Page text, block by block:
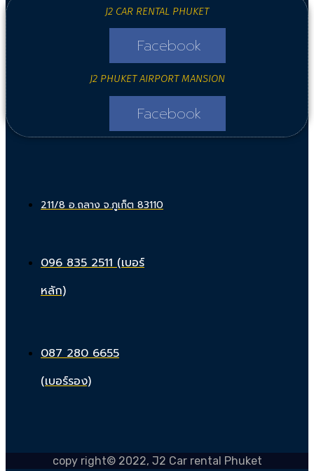
J2 CAR RENTAL PHUKET
Facebook
J2 PHUKET AIRPORT MANSION
Facebook
211/8 อ.ถลาง จ.ภูเก็ต 83110
096 835 2511 (เบอร์
หลัก)
087 280 6655
(เบอร์รอง)
copy right© 2022, J2 Car rental Phuket